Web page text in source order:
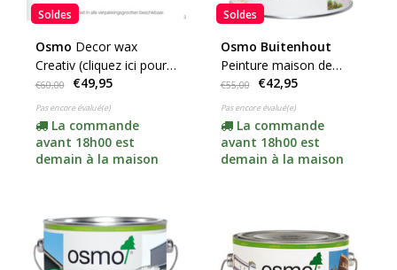
Soldes
Osmo Decor wax
Creativ (cliquez ici pour
la couleur et le contenu)
€60,00 €49,95
Pas encore évalué(e)
La commande
avant 18h00 est
demain à la maison
Soldes
Osmo Buitenhout
Peinture maison de
campagne (cliquez ici
pour la couleur et le
contenu)
€55,00 €42,95
Pas encore évalué(e)
La commande
avant 18h00 est
demain à la maison